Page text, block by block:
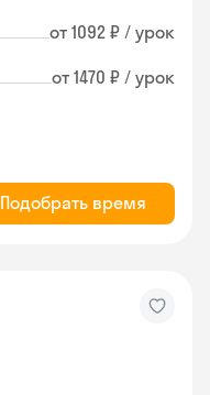
от 1092 ₽ / урок
от 1470 ₽ / урок
Подобрать время